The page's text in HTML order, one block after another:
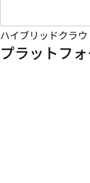
ハイブリッドクラウ
プラットフ